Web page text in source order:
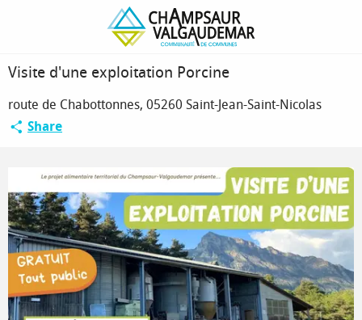
Visite d'une exploitation Porcine
Visite d'une exploitation Porcine
route de Chabottonnes, 05260 Saint-Jean-Saint-Nicolas
Share